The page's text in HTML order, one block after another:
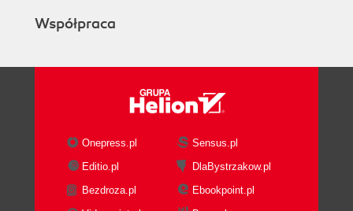
Współpraca
Onepress.pl
Sensus.pl
Editio.pl
DlaBystrzakow.pl
Bezdroza.pl
Ebookpoint.pl